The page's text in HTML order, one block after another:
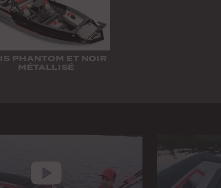
PHANTOM ET NOIR
MÉTALLISÉ